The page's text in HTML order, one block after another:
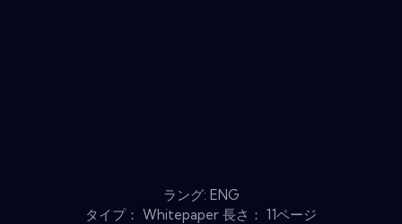
ラング: ENG
タイプ： Whitepaper 長さ： 11ページ